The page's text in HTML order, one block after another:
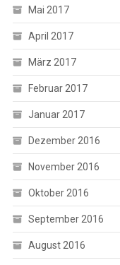
Mai 2017
April 2017
März 2017
Februar 2017
Januar 2017
Dezember 2016
November 2016
Oktober 2016
September 2016
August 2016